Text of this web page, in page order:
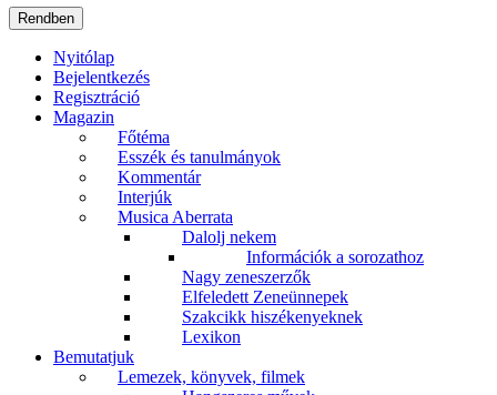
Nyitólap
Bejelentkezés
Regisztráció
Magazin
Főtéma
Esszék és tanulmányok
Kommentár
Interjúk
Musica Aberrata
Dalolj nekem
Információk a sorozathoz
Nagy zeneszerzők
Elfeledett Zeneünnepek
Szakcikk hiszékenyeknek
Lexikon
Bemutatjuk
Lemezek, könyvek, filmek